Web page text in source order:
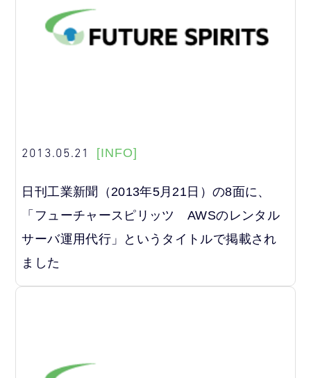
2013.05.21 [INFO]
日刊工業新聞（2013年5月21日）の8面に、
「フューチャースピリッツ AWSのレンタル
サーバ運用代行」というタイトルで掲載され
ました